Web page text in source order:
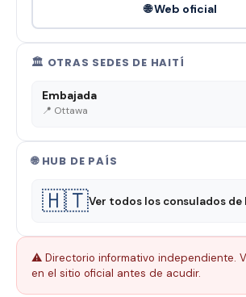
🌐 Web oficial
🏛️ OTRAS SEDES DE HAITÍ
Embajada
📍 Ottawa
🌐 HUB DE PAÍS
🇭🇹Ver todos los consulados de
⚠️ Directorio informativo independiente.
en el sitio oficial antes de acudir.